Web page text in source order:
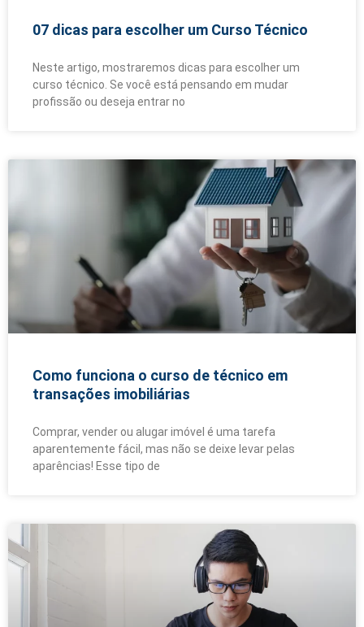
07 dicas para escolher um Curso Técnico
Neste artigo, mostraremos dicas para escolher um
curso técnico. Se você está pensando em mudar
profissão ou deseja entrar no
Como funciona o curso de técnico em
transações imobiliárias
Comprar, vender ou alugar imóvel é uma tarefa
aparentemente fácil, mas não se deixe levar pelas
aparências! Esse tipo de